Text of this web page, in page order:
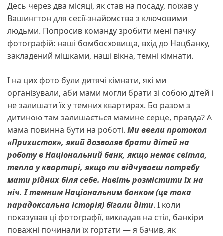
Десь через два місяці, як став на посаду, поїхав у
Вашингтон для сесії-знайомства з ключовими
людьми. Попросив команду зробити мені пачку
фотографій: наші бомбосховища, вхід до Нацбанку,
закладений мішками, наші вікна, темні кімнати.
І на цих фото були дитячі кімнати, які ми
організували, аби мами могли брати зі собою дітей і
не залишати їх у темних квартирах. Бо разом з
дитиною там залишається мамине серце, правда? А
мама повинна бути на роботі. Ми ввели протокол
«Прихисток», який дозволяв братидітей на
роботу в Національний банк, якщо немає світла,
тепла у квартирі, якщо ти відчуваєш потребу
матиріднихбіля себе. Навіть розмістити їх на
ніч. І темним Національним банком (це така
парадоксальна історія) бігали діти. І коли
показував ці фотографії, викладав на стіл, банкіри
поважні починали їх гортати — я бачив, як